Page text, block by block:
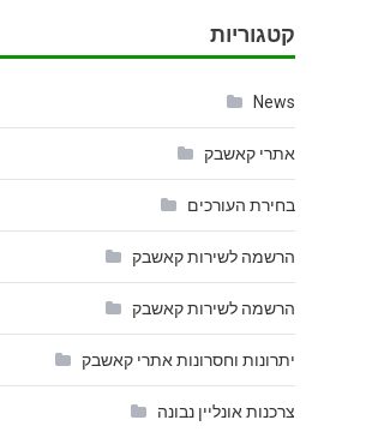
קטגוריות
News
אתרי קאשבק
בחירת העורכים
הרשמה לשירות קאשבק
הרשמה לשירות קאשבק
יתרונות וחסרונות אתרי קאשבק
צרכנות אונליין נבונה